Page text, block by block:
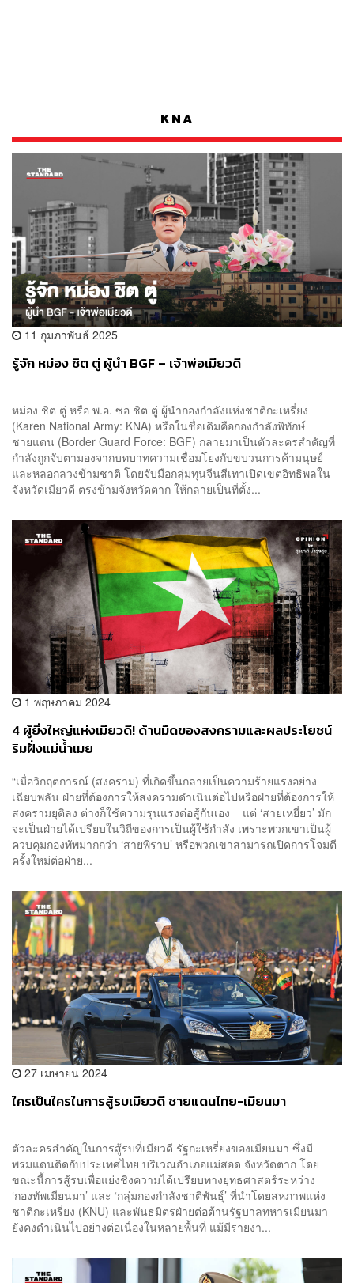
KNA
11 กุมภาพันธ์ 2025
รู้จัก หม่อง ชิต ตู่ ผู้นำ BGF – เจ้าพ่อเมียวดี
หม่อง ชิต ตู่ หรือ พ.อ. ซอ ชิต ตู่ ผู้นำกองกำลังแห่งชาติกะเหรี่ยง
(Karen National Army: KNA) หรือในชื่อเดิมคือกองกำลังพิทักษ์
ชายแดน (Border Guard Force: BGF) กลายมาเป็นตัวละครสำคัญที่
กำลังถูกจับตามองจากบทบาทความเชื่อมโยงกับขบวนการค้ามนุษย์
และหลอกลวงข้ามชาติ โดยจับมือกลุ่มทุนจีนสีเทาเปิดเขตอิทธิพลใน
จังหวัดเมียวดี ตรงข้ามจังหวัดตาก ให้กลายเป็นที่ตั้ง...
1 พฤษภาคม 2024
4 ผู้ยิ่งใหญ่แห่งเมียวดี! ด้านมืดของสงครามและผลประโยชน์
ริมฝั่งแม่น้ำเมย
“เมื่อวิกฤตการณ์ (สงคราม) ที่เกิดขึ้นกลายเป็นความร้ายแรงอย่าง
เฉียบพลัน ฝ่ายที่ต้องการให้สงครามดำเนินต่อไปหรือฝ่ายที่ต้องการให้
สงครามยุติลง ต่างก็ใช้ความรุนแรงต่อสู้กันเอง แต่ ‘สายเหยี่ยว’ มัก
จะเป็นฝ่ายได้เปรียบในวิถีของการเป็นผู้ใช้กำลัง เพราะพวกเขาเป็นผู้
ควบคุมกองทัพมากกว่า ‘สายพิราบ’ หรือพวกเขาสามารถเปิดการโจมตี
ครั้งใหม่ต่อฝ่าย...
27 เมษายน 2024
ใครเป็นใครในการสู้รบเมียวดี ชายแดนไทย-เมียนมา
ตัวละครสำคัญในการสู้รบที่เมียวดี รัฐกะเหรี่ยงของเมียนมา ซึ่งมี
พรมแดนติดกับประเทศไทย บริเวณอำเภอแม่สอด จังหวัดตาก โดย
ขณะนี้การสู้รบเพื่อแย่งชิงความได้เปรียบทางยุทธศาสตร์ระหว่าง
‘กองทัพเมียนมา’ และ ‘กลุ่มกองกำลังชาติพันธุ์’ ที่นำโดยสหภาพแห่ง
ชาติกะเหรี่ยง (KNU) และพันธมิตรฝ่ายต่อต้านรัฐบาลทหารเมียนมา
ยังคงดำเนินไปอย่างต่อเนื่องในหลายพื้นที่ แม้มีรายงา...